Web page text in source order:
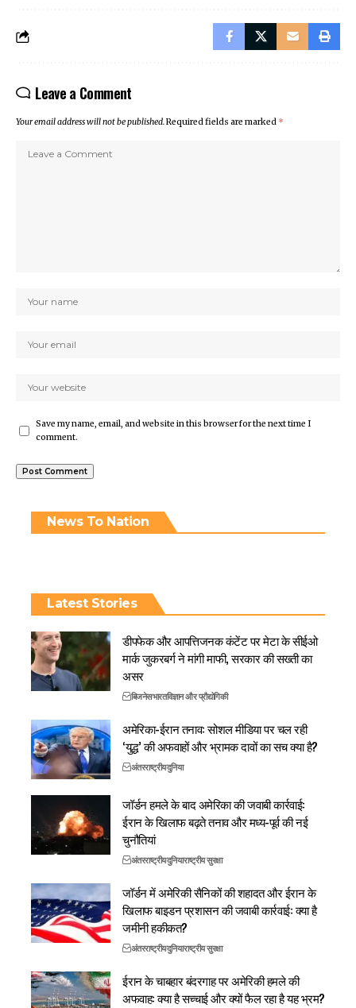
Leave a Comment
Your email address will not be published.Required fields are marked *
Save my name, email, and website in this browser for the next time I
comment.
News To Nation
Latest Stories
डीपफेक और आपत्तिजनक कंटेंट पर मेटा के सीईओ
मार्क जुकरबर्ग ने मांगी माफी, सरकार की सख्ती का
असर
बिजनेसभारतविज्ञान और प्रौद्योगिकी
अमेरिका-ईरान तनाव: सोशल मीडिया पर चल रही
‘युद्ध’ की अफवाहों और भ्रामक दावों का सच क्या है?
अंतरराष्ट्रीयदुनिया
जॉर्डन हमले के बाद अमेरिका की जवाबी कार्रवाई:
ईरान के खिलाफ बढ़ते तनाव और मध्य-पूर्व की नई
चुनौतियां
अंतरराष्ट्रीयदुनियाराष्ट्रीय सुरक्षा
जॉर्डन में अमेरिकी सैनिकों की शहादत और ईरान के
खिलाफ बाइडन प्रशासन की जवाबी कार्रवाई: क्या है
जमीनी हकीकत?
अंतरराष्ट्रीयदुनियाराष्ट्रीय सुरक्षा
ईरान के चाबहार बंदरगाह पर अमेरिकी हमले की
अफवाह: क्या है सच्चाई और क्यों फैल रहा है यह भ्रम?